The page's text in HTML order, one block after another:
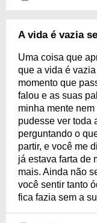
A vida é vazia
Uma coisa que
que a vida é
momento que
falou e as suas
minha mente
pudesse ver toda
perguntando o
partir, e você me
já estava farta de
mais. Ainda não
você sentir tanto
fica fazia sem a